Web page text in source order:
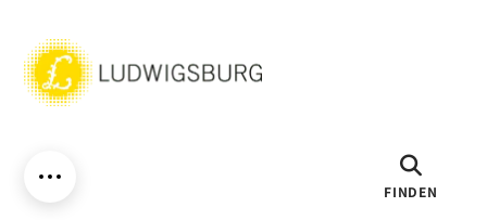
FINDEN